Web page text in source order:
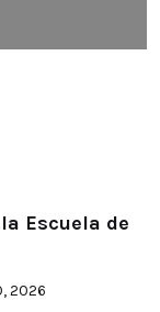
Escuela de
2026